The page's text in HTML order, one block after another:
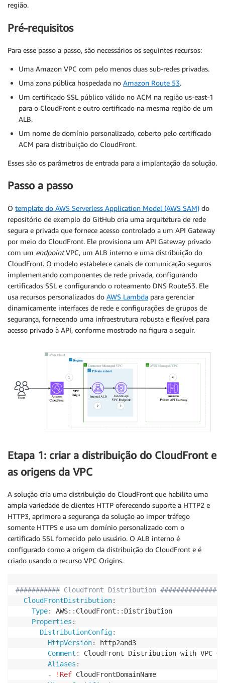
região.
Pré-requisitos
Para esse passo a passo, são necessários os seguintes recursos:
Uma Amazon VPC com pelo menos duas sub-redes privadas.
Uma zona pública hospedada no Amazon Route 53.
Um certificado SSL público válido no ACM na região us-east-1
para o CloudFront e outro certificado na mesma região de um
ALB.
Um nome de domínio personalizado, coberto pelo certificado
ACM para distribuição do CloudFront.
Esses são os parâmetros de entrada para a implantação da solução.
Passo a passo
O template do AWS Serverless Application Model (AWS SAM) do
repositório de exemplo do GitHub cria uma arquitetura de rede
segura e privada que fornece acesso controlado a um API Gateway
por meio do CloudFront. Ele provisiona um API Gateway privado
com um endpointVPC, um ALB interno e uma distribuição do
CloudFront. O modelo estabelece canais de comunicação seguros
implementando componentes de rede privada, configurando
certificados SSL e configurando o roteamento DNS Route53. Ele
usa recursos personalizados do AWS Lambda para gerenciar
dinamicamente interfaces de rede e configurações de grupos de
segurança, fornecendo uma infraestrutura robusta e flexível para
acesso privado à API, conforme mostrado na figura a seguir.
Etapa 1: criar a distribuição do CloudFront e
as origens da VPC
A solução cria uma distribuição do CloudFront que habilita uma
ampla variedade de clientes HTTP oferecendo suporte a HTTP2 e
HTTP3, aprimora a segurança da solução ao impor tráfego
somente HTTPS e usa um domínio personalizado com o
certificado SSL fornecido pelo usuário. O ALB interno é
configurado como a origem da distribuição do CloudFront e é
criado usando o recurso VPC Origins.
########### Cloudfront Distribution ###############
CloudFrontDistribution:
Type: AWS: : CloudFront : : Distribution
Properties :
DistributionConfig:
HttpVersion:
http2and3
Comment :
CloudFront Distribution with VPC
Aliases :
-
!Ref CloudFrontDomainName